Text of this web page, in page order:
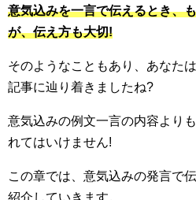
意気込みを一言で伝えるとき、
が、伝え方も大切!
そのようなこともあり、あなた
記事に辿り着きましたね?
意気込みの例文一言の内容より
れてはいけません!
この章では、意気込みの発言で